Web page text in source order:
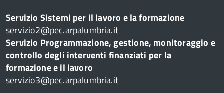
Servizio Sistemi per il lavoro e la formazione
servizio2@pec.arpalumbria.it
Servizio Programmazione, gestione, monitoraggio e
controllo degli interventi finanziati per la
formazione e il lavoro
servizio3@pec.arpalumbria.it